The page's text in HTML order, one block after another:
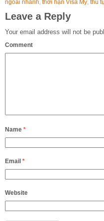
ngoài nhanh, thời hạn Visa Mỹ, thủ
Leave a Reply
Your email address will not be
Comment
Name *
Email *
Website